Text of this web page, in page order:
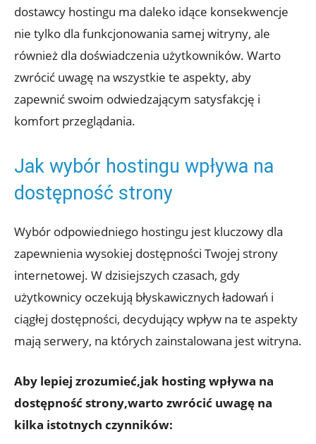
dostawcy hostingu ma daleko idące konsekwencje
nie tylko dla funkcjonowania samej witryny, ale
również dla doświadczenia użytkowników. Warto
zwrócić uwagę na wszystkie te aspekty, aby
zapewnić swoim odwiedzającym satysfakcję i
komfort przeglądania.
Jak wybór hostingu wpływa na
dostępność strony
Wybór odpowiedniego hostingu jest kluczowy dla
zapewnienia wysokiej dostępności Twojej strony
internetowej. W dzisiejszych czasach, gdy
użytkownicy oczekują błyskawicznych ładowań i
ciągłej dostępności, decydujący wpływ na te aspekty
mają serwery, na których zainstalowana jest witryna.
Aby lepiej zrozumieć,jak hosting wpływa na
dostępność strony,warto zwrócić uwagę na
kilka istotnych czynników: